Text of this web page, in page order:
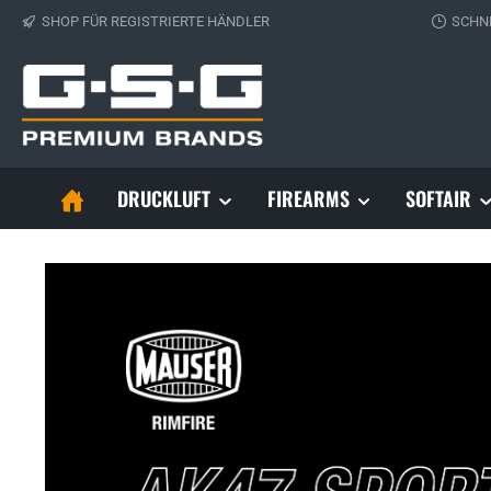
Hauptinhalt springen
Zur Suche springen
Zur Hauptnavigation springen
SHOP FÜR REGISTRIERTE HÄNDLER
DRUCKLUFT FIREARMS SOFTAIR